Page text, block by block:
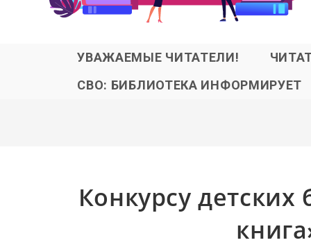
УВАЖАЕМЫЕ ЧИТАТЕЛИ!
СВО: БИБЛИОТЕКА ИНФОРМИРУЕТ
Конкурсу